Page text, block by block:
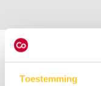
Toestemming